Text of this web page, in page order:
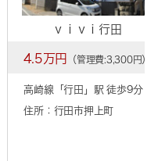
ｖｉｖｉ行田
4.5万円 （管理費:3,300円）
高崎線「 行田 」駅 徒歩9分
住所：行田市押上町